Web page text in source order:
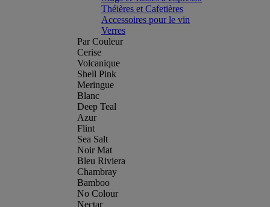
Théières et Cafetières
Accessoires pour le vin
Verres
Par Couleur
Cerise
Volcanique
Shell Pink
Meringue
Blanc
Deep Teal
Azur
Flint
Sea Salt
Noir Mat
Bleu Riviera
Chambray
Bamboo
No Colour
Nectar